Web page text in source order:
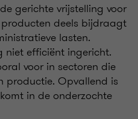
gerichte vrijstelling voor
deels bijdraagt
lasten.
niet efficiënt ingericht.
voor in sectoren die
productie. Opvallend is
in de onderzochte